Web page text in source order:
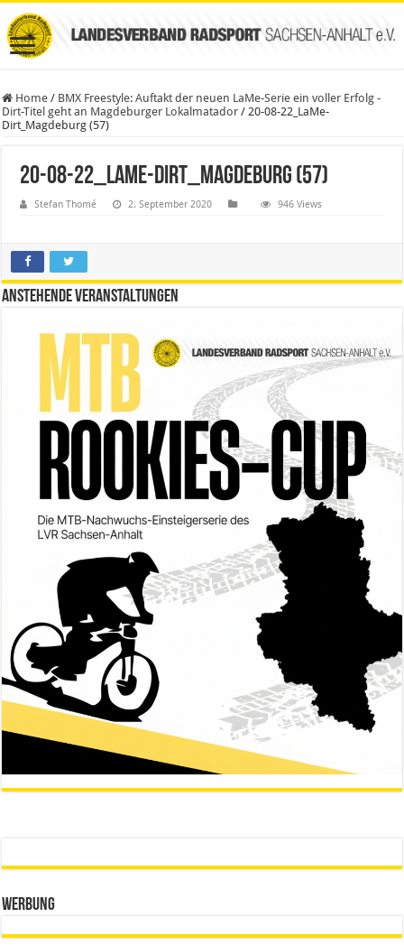
Home / BMX Freestyle: Auftakt der neuen LaMe-Serie ein voller Erfolg -
Dirt-Titel geht an Magdeburger Lokalmatador / 20-08-22_LaMe-
Dirt_Magdeburg (57)
20-08-22_LaMe-Dirt_Magdeburg (57)
Stefan Thomé 2. September 2020 946 Views
Anstehende Veranstaltungen
Werbung